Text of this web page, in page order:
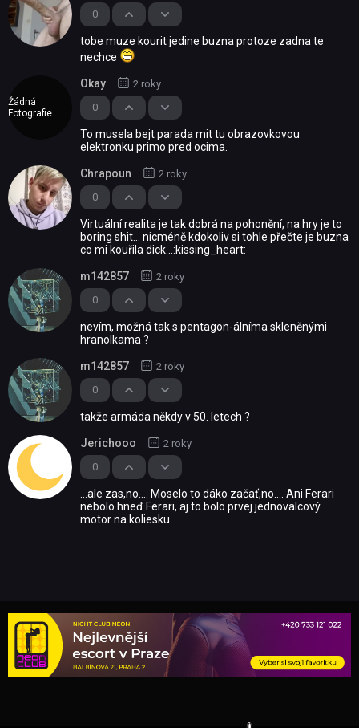
0
tobe muze kourit jedine buzna protoze zadna te
nechce
Žádná
Fotografie
0
Okay 2 roky
To musela bejt parada mit tu obrazovkovou
elektronku primo pred ocima.
0
Chrapoun 2 roky
Virtuální realita je tak dobrá na pohonění, na hry je to
boring shit... nicméně kdokoliv si tohle přečte je buzna
co mi kouřila dick...:kissing_heart:
0
m142857 2 roky
nevím, možná tak s pentagon-álníma skleněnými
hranolkama ?
0
m142857 2 roky
takže armáda někdy v 50. letech ?
0
Jerichooo 2 roky
...ale zas,no.... Moselo to dáko začať,no.... Ani Ferari
nebolo hneď Ferari, aj to bolo prvej jednovalcový
motor na koliesku